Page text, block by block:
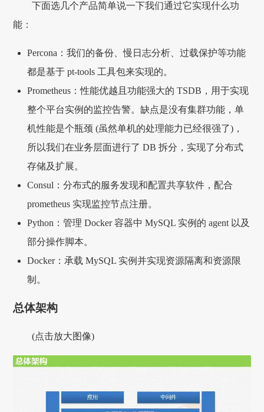
下面选几个产品简单说一下我们通过它实现什么功
能：
Percona：我们的备份、慢日志分析、过载保护等功能
都是基于 pt-tools 工具包来实现的。
Prometheus：性能优越且功能强大的 TSDB，用于实现
整个平台实例的监控告警。缺点是没有集群功能，单
机性能是个瓶颈 (虽然单机的处理能力已经很强了)，
所以我们在业务层面进行了 DB 拆分，实现了分布式
存储及扩展。
Consul：分布式的服务发现和配置共享软件，配合
prometheus 实现监控节点注册。
Python：管理 Docker 容器中 MySQL 实例的 agent 以及
部分操作脚本。
Docker：承载 MySQL 实例并实现资源隔离和资源限
制。
总体架构
(点击放大图像)